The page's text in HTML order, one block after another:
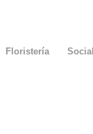
Floristería Social